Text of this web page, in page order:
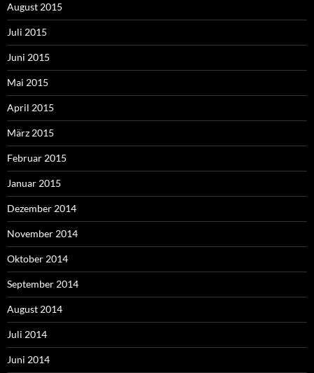
August 2015
Juli 2015
Juni 2015
Mai 2015
April 2015
März 2015
Februar 2015
Januar 2015
Dezember 2014
November 2014
Oktober 2014
September 2014
August 2014
Juli 2014
Juni 2014